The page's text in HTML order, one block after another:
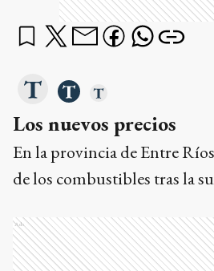
Los nuevos precios
En la provincia de Entre
de los combustibles tras la
Ads